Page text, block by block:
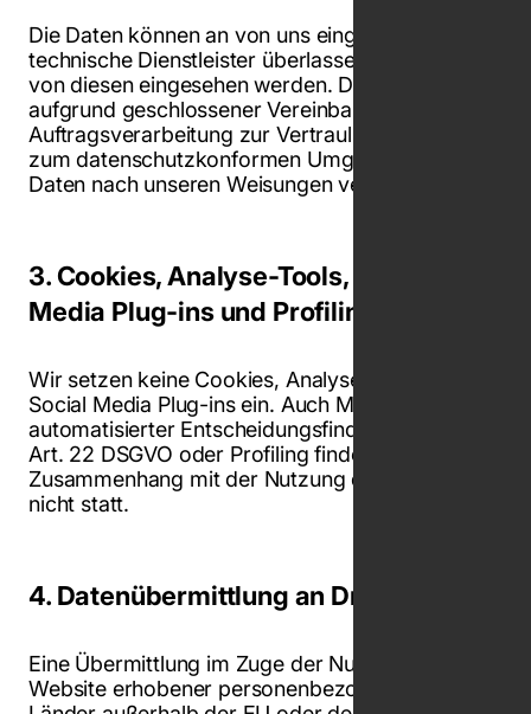
Die Daten können an von uns eingeschaltete
technische Dienstleister überlassen oder ggf.
von diesen eingesehen werden. Diese sind
aufgrund geschlossener Vereinbarungen zur
Auftragsverarbeitung zur Vertraulichkeit und
zum datenschutzkonformen Umgang mit den
Daten nach unseren Weisungen verpflichtet.
3. Cookies, Analyse-Tools, Social
Media Plug-ins und Profiling
Wir setzen keine Cookies, Analyse-Tools oder
Social Media Plug-ins ein. Auch Methoden
automatisierter Entscheidungsfindung gemäß
Art. 22 DSGVO oder Profiling findet im
Zusammenhang mit der Nutzung der Website
nicht statt.
4. Datenübermittlung an Drittstaaten
Eine Übermittlung im Zuge der Nutzung der
Website erhobener personenbezogener Daten in